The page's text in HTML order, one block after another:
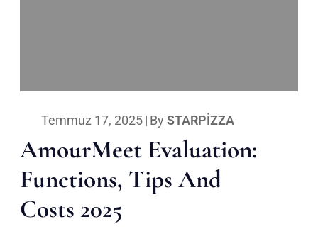
Temmuz 17, 2025| By STARPIZZA
AmourMeet Evaluation:
Functions, Tips And
Costs 2025